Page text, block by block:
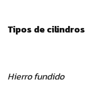
Tipos de cilindros
Hierro fundido